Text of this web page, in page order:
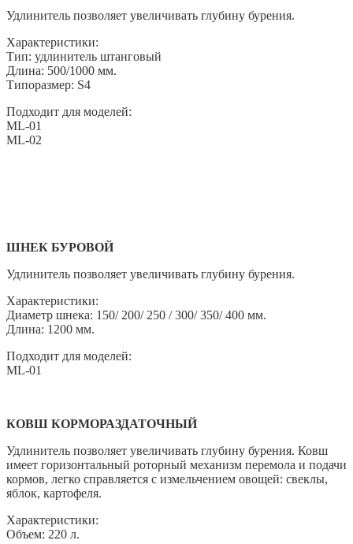
Удлинитель позволяет увеличивать глубину бурения.
Характеристики:
Тип: удлинитель штанговый
Длина: 500/1000 мм.
Типоразмер: S4
Подходит для моделей:
ML-01
ML-02
ШНЕК БУРОВОЙ
Удлинитель позволяет увеличивать глубину бурения.
Характеристики:
Диаметр шнека: 150/ 200/ 250 / 300/ 350/ 400 мм.
Длина: 1200 мм.
Подходит для моделей:
ML-01
КОВШ КОРМОРАЗДАТОЧНЫЙ
Удлинитель позволяет увеличивать глубину бурения. Ковш
имеет горизонтальный роторный механизм перемола и подачи
кормов, легко справляется с измельчением овощей: свеклы,
яблок, картофеля.
Характеристики:
Объем: 220 л.